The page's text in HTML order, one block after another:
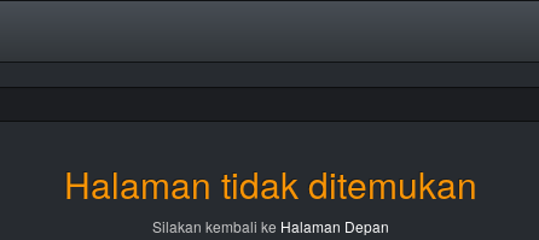
Halaman tidak ditemukan
Silakan kembali ke Halaman Depan